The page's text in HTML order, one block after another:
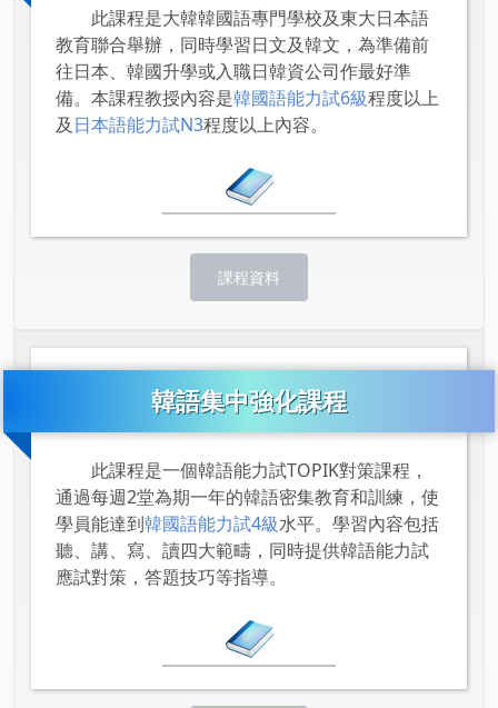
此課程是大韓韓國語專門學校及東大日本語
教育聯合舉辦，同時學習日文及韓文，為準備前
往日本、韓國升學或入職日韓資公司作最好準
備。本課程教授內容是韓國語能力試6級程度以上
及 日本語能力試N3程度以上內容。
課程資料
韓語集中強化課程
此課程是一個韓語能力試TOPIK對策課程，
通過每週2堂為期一年的韓語密集教育和訓練，使
學員能達到韓國語能力試4級水平。學習內容包括
聽、講、寫、讀四大範疇，同時提供韓語能力試
應試對策，答題技巧等指導。